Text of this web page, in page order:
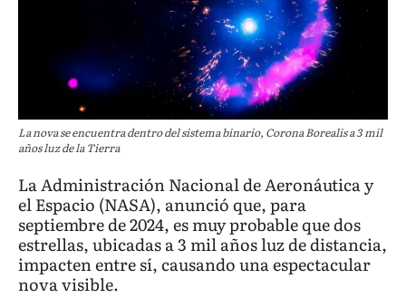
La nova se encuentra dentro del sistema binario, Corona Borealis a 3 mil
años luz de la Tierra
La Administración Nacional de Aeronáutica y
el Espacio (NASA), anunció que, para
septiembre de 2024, es muy probable que dos
estrellas, ubicadas a 3 mil años luz de distancia,
impacten entre sí, causando una espectacular
nova visible.